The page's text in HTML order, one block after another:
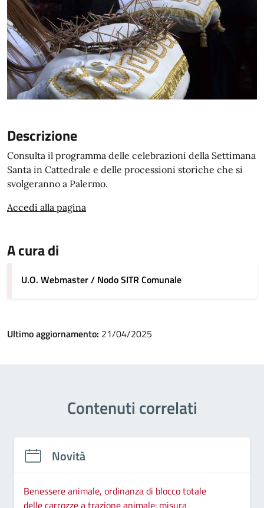
Descrizione
Consulta il programma delle celebrazioni della Settimana
Santa in Cattedrale e delle processioni storiche che si
svolgeranno a Palermo.
Accedi alla pagina
A cura di
U.O. Webmaster / Nodo SITR Comunale
Ultimo aggiornamento: 21/04/2025
Contenuti correlati
Novità
Benessere animale, ordinanza di blocco totale
delle carrozze a trazione animale: misura